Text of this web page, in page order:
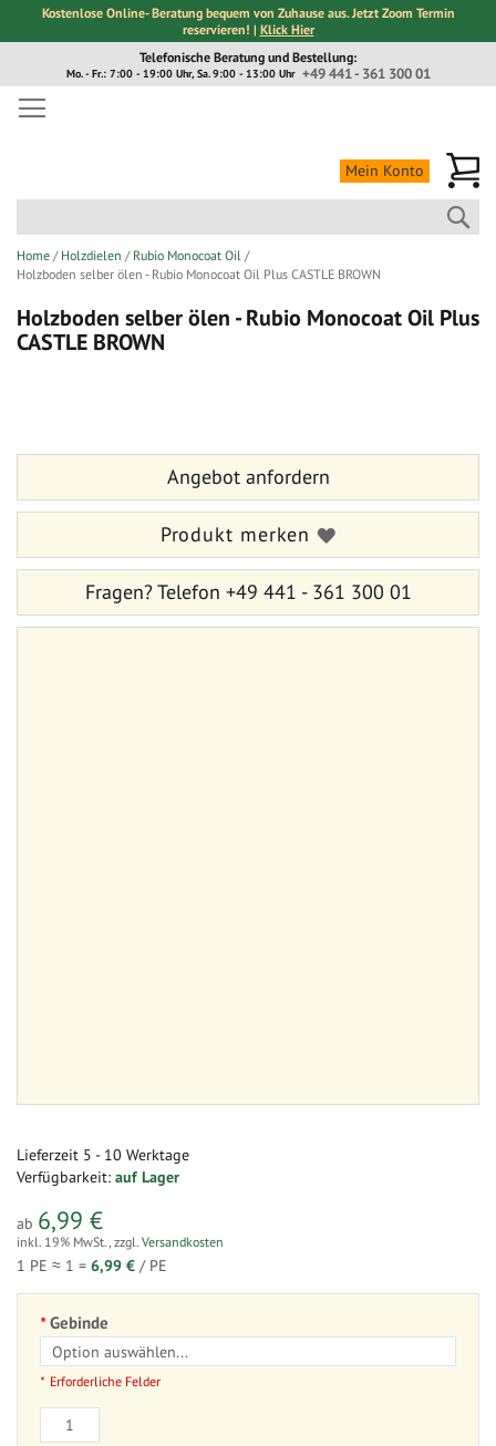
Kostenlose Online- Beratung bequem von Zuhause aus. Jetzt Zoom Termin
reservieren! | Klick Hier
Inhalt
Telefonische Beratung und Bestellung:
+49 441 - 361 300 01
Mo. - Fr.: 7:00 - 19:00 Uhr, Sa. 9:00 - 13:00 Uhr
Mein Konto
Home Holzdielen
Rubio Monocoat Oil
Holzboden selber ölen - Rubio Monocoat Oil Plus CASTLE BROWN
Holzboden selber ölen - Rubio Monocoat Oil Plus
CASTLE BROWN
Lieferzeit 5 - 10 Werktage
Verfügbarkeit: auf Lager
ab 6,99 €
inkl. 19% MwSt., zzgl. Versandkosten
1 PE ≈ 1 = 6,99 € / PE
Gebinde
Erforderliche Felder
Bildergalerie
Bildergalerie
Angebot anfordern
Produkt merken
Fragen?Telefon +49 441 - 361 300 01